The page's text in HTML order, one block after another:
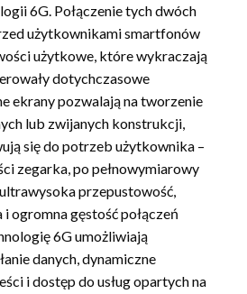
6G. Połączenie tych dwóch
użytkownikami smartfonów
użytkowe, które wykraczają
dotychczasowe
ekrany pozwalają na tworzenie
lub zwijanych konstrukcji,
się do potrzeb użytkownika –
zegarka, po pełnowymiarowy
przepustowość,
ogromna gęstość połączeń
6G umożliwiają
danych, dynamiczne
i dostęp do usług opartych na